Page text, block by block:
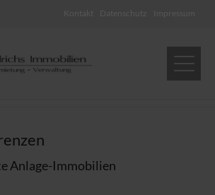
Kontakt Datenschutz Impressum
Anlage-Immobilien